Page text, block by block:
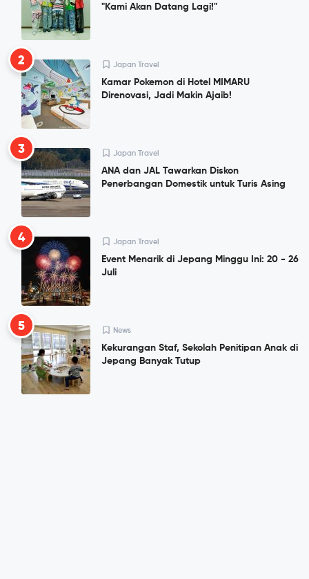
"Kami Akan Datang Lagi!"
2 Japan Travel
Kamar Pokemon di Hotel MIMARU
Direnovasi, Jadi Makin Ajaib!
3 Japan Travel
ANA dan JAL Tawarkan Diskon
Penerbangan Domestik untuk Turis Asing
4 Japan Travel
Event Menarik di Jepang Minggu Ini: 20 - 26
Juli
5 News
Kekurangan Staf, Sekolah Penitipan Anak di
Jepang Banyak Tutup